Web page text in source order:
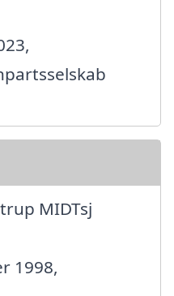
MIDTsj
1998,